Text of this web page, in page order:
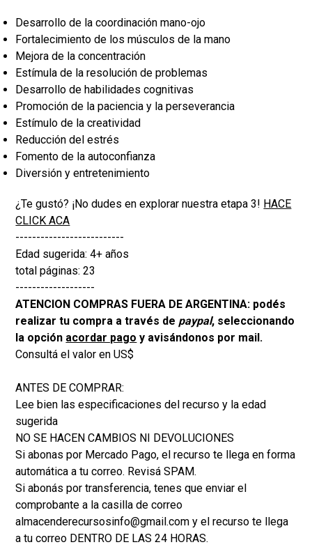
Desarrollo de la coordinación mano-ojo
Fortalecimiento de los músculos de la mano
Mejora de la concentración
Estímula de la resolución de problemas
Desarrollo de habilidades cognitivas
Promoción de la paciencia y la perseverancia
Estímulo de la creatividad
Reducción del estrés
Fomento de la autoconfianza
Diversión y entretenimiento
¿Te gustó? ¡No dudes en explorar nuestra etapa 3! HACE
CLICK ACA
--------------------------
Edad sugerida: 4+ años
total páginas: 23
-------------------
ATENCION COMPRAS FUERA DE ARGENTINA: podés
realizar tu compra a través de paypal, seleccionando
la opción acordar pago y avisándonos por mail.
Consultá el valor en US$
ANTES DE COMPRAR:
Lee bien las especificaciones del recurso y la edad
sugerida
NO SE HACEN CAMBIOS NI DEVOLUCIONES
Si abonas por Mercado Pago, el recurso te llega en forma
automática a tu correo. Revisá SPAM.
Si abonás por transferencia, tenes que enviar el
comprobante a la casilla de correo
almacenderecursosinfo@gmail.com y el recurso te llega
a tu correo DENTRO DE LAS 24 HORAS.